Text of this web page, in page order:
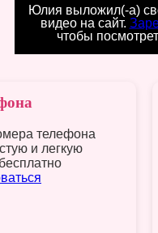
Юлия выложил(-а)
видео на сайт.
чтобы
телефона
и легкую